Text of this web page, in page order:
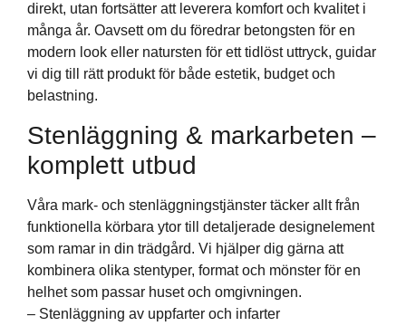
direkt, utan fortsätter att leverera komfort och kvalitet i
många år. Oavsett om du föredrar betongsten för en
modern look eller natursten för ett tidlöst uttryck, guidar
vi dig till rätt produkt för både estetik, budget och
belastning.
Stenläggning & markarbeten –
komplett utbud
Våra mark- och stenläggningstjänster täcker allt från
funktionella körbara ytor till detaljerade designelement
som ramar in din trädgård. Vi hjälper dig gärna att
kombinera olika stentyper, format och mönster för en
helhet som passar huset och omgivningen.
– Stenläggning av uppfarter och infarter